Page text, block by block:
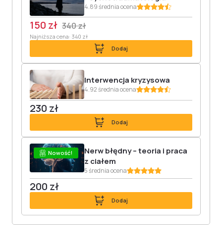
4.89 średnia ocena
150 zł 340 zł
Najniższa cena: 340 zł
Dodaj
Interwencja kryzysowa
4.92 średnia ocena
230 zł
Dodaj
Nowość!
Nerw błędny – teoria i praca
z ciałem
5 średnia ocena
200 zł
Dodaj